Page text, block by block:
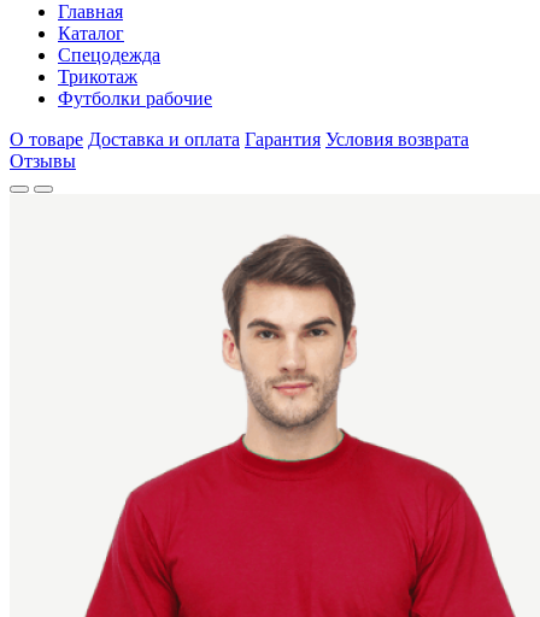
Главная
Каталог
Спецодежда
Трикотаж
Футболки рабочие
О товаре Доставка и оплата Гарантия Условия возврата
Отзывы